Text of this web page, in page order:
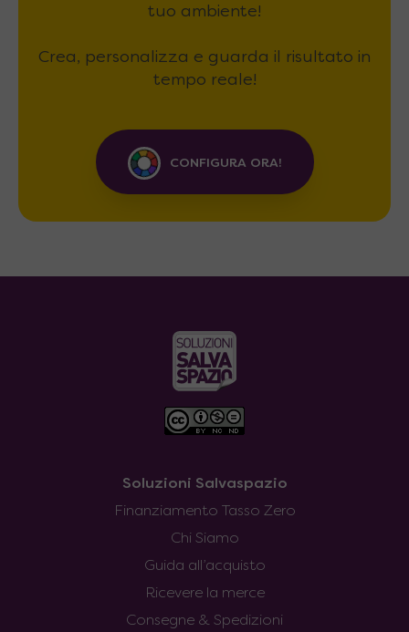
tuo ambiente!
Crea, personalizza e guarda il risultato in
tempo reale!
CONFIGURA ORA!
Soluzioni Salvaspazio
Finanziamento Tasso Zero
Chi Siamo
Guida all’acquisto
Ricevere la merce
Consegne & Spedizioni